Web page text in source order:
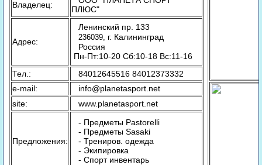
Владелец:
ПЛЮС"
Адрес:
Ленинский пр. 133
236039, г. Калининград
Россия
Пн-Пт:10-20 Сб:10-18 Вс:11-16
Тел.:
84012645516 84012373332
e-mail:
info@planetasport.net
site:
www.planetasport.net
Предложения:
- Предметы Pastorelli
- Предметы Sasaki
- Трениров. одежда
- Экипировка
- Спорт инвентарь